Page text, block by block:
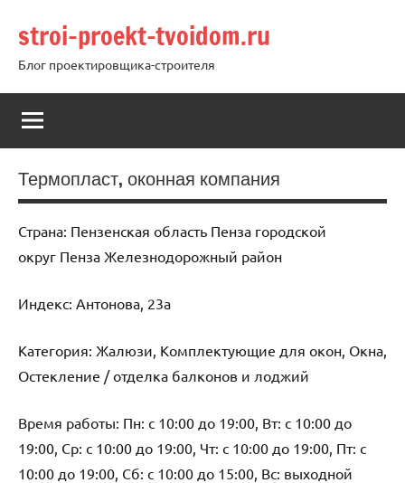
содержимому
stroi-proekt-tvoidom.ru
Блог проектировщика-строителя
Термопласт, оконная компания
Страна: Пензенская область Пенза городской
округ Пенза Железнодорожный район
Индекс: Антонова, 23а
Категория: Жалюзи, Комплектующие для окон, Окна,
Остекление / отделка балконов и лоджий
Время работы: Пн: с 10:00 до 19:00, Вт: с 10:00 до
19:00, Ср: с 10:00 до 19:00, Чт: с 10:00 до 19:00, Пт: с
10:00 до 19:00, Сб: с 10:00 до 15:00, Вс: выходной